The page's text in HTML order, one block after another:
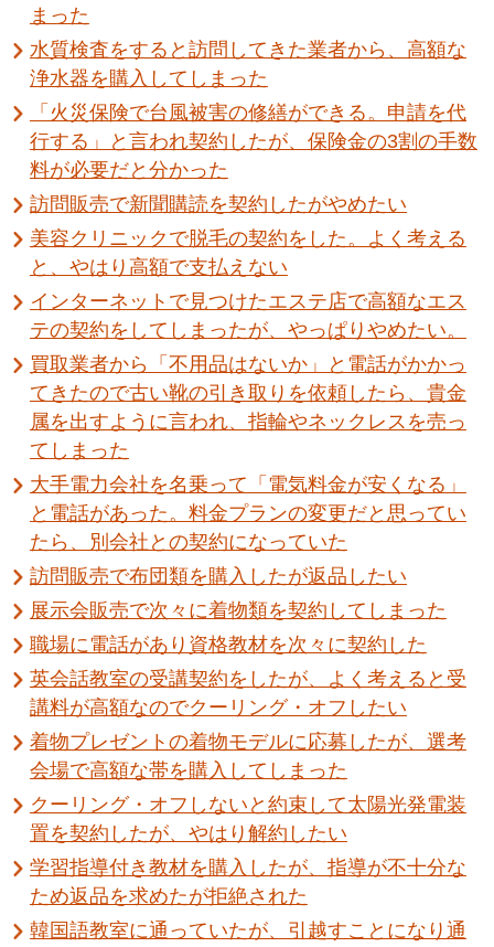
まった
水質検査をすると訪問してきた業者から、高額な
浄水器を購入してしまった
「火災保険で台風被害の修繕ができる。申請を代
行する」と言われ契約したが、保険金の3割の手数
料が必要だと分かった
訪問販売で新聞購読を契約したがやめたい
美容クリニックで脱毛の契約をした。よく考える
と、やはり高額で支払えない
インターネットで見つけたエステ店で高額なエス
テの契約をしてしまったが、やっぱりやめたい。
買取業者から「不用品はないか」と電話がかかっ
てきたので古い靴の引き取りを依頼したら、貴金
属を出すように言われ、指輪やネックレスを売っ
てしまった
大手電力会社を名乗って「電気料金が安くなる」
と電話があった。料金プランの変更だと思ってい
たら、別会社との契約になっていた
訪問販売で布団類を購入したが返品したい
展示会販売で次々に着物類を契約してしまった
職場に電話があり資格教材を次々に契約した
英会話教室の受講契約をしたが、よく考えると受
講料が高額なのでクーリング・オフしたい
着物プレゼントの着物モデルに応募したが、選考
会場で高額な帯を購入してしまった
クーリング・オフしないと約束して太陽光発電装
置を契約したが、やはり解約したい
学習指導付き教材を購入したが、指導が不十分な
ため返品を求めたが拒絶された
韓国語教室に通っていたが、引越すことになり通